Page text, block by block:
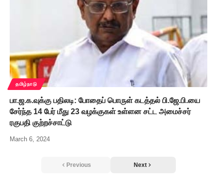
தமிழ்நாடு
பா.ஜ.க.வுக்கு பதிலடி: போதைப் பொருள் கடத்தல் பி.ஜே.பி.யை
சேர்ந்த 14 பேர் மீது 23 வழக்குகள் உள்ளன சட்ட அமைச்சர்
ரகுபதி குற்றச்சாட்டு
March 6, 2024
Previous Next